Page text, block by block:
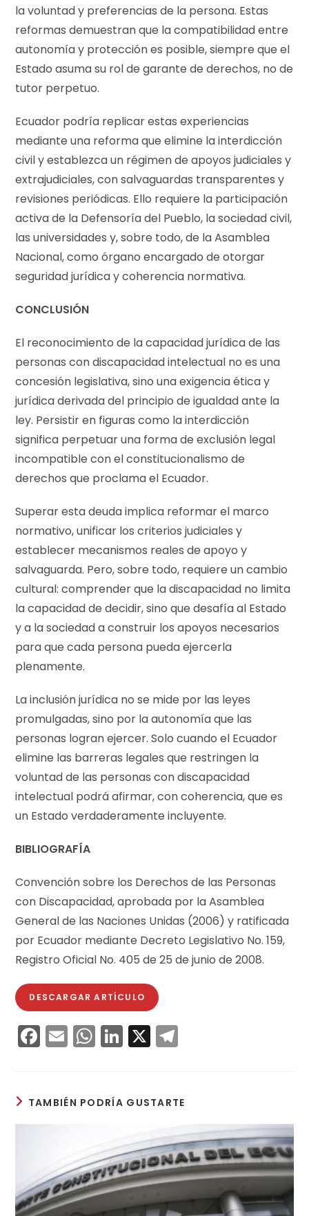
la voluntad y preferencias de la persona. Estas
reformas demuestran que la compatibilidad entre
autonomía y protección es posible, siempre que el
Estado asuma su rol de garante de derechos, no de
tutor perpetuo.
Ecuador podría replicar estas experiencias
mediante una reforma que elimine la interdicción
civil y establezca un régimen de apoyos judiciales y
extrajudiciales, con salvaguardas transparentes y
revisiones periódicas. Ello requiere la participación
activa de la Defensoría del Pueblo, la sociedad civil,
las universidades y, sobre todo, de la Asamblea
Nacional, como órgano encargado de otorgar
seguridad jurídica y coherencia normativa.
CONCLUSIÓN
El reconocimiento de la capacidad jurídica de las
personas con discapacidad intelectual no es una
concesión legislativa, sino una exigencia ética y
jurídica derivada del principio de igualdad ante la
ley. Persistir en figuras como la interdicción
significa perpetuar una forma de exclusión legal
incompatible con el constitucionalismo de
derechos que proclama el Ecuador.
Superar esta deuda implica reformar el marco
normativo, unificar los criterios judiciales y
establecer mecanismos reales de apoyo y
salvaguarda. Pero, sobre todo, requiere un cambio
cultural: comprender que la discapacidad no limita
la capacidad de decidir, sino que desafía al Estado
y a la sociedad a construir los apoyos necesarios
para que cada persona pueda ejercerla
plenamente.
La inclusión jurídica no se mide por las leyes
promulgadas, sino por la autonomía que las
personas logran ejercer. Solo cuando el Ecuador
elimine las barreras legales que restringen la
voluntad de las personas con discapacidad
intelectual podrá afirmar, con coherencia, que es
un Estado verdaderamente incluyente.
BIBLIOGRAFÍA
Convención sobre los Derechos de las Personas
con Discapacidad, aprobada por la Asamblea
General de las Naciones Unidas (2006) y ratificada
por Ecuador mediante Decreto Legislativo No. 159,
Registro Oficial No. 405 de 25 de junio de 2008.
DESCARGAR ARTÍCULO
F
a
e
o
k
E
m
l
W
h
ts
p
p
Li
n
e
n
X
gr
m
TAMBIÉN PODRÍA GUSTARTE